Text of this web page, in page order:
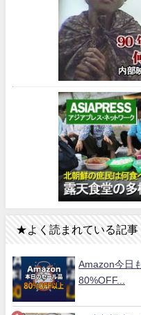
★よく読まれている記事
Amazon今日
80%OFF...